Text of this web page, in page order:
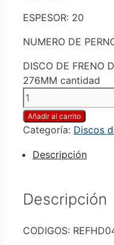
ESPESOR: 20
NUMERO DE
DISCO DE FRENO
276MM cantidad
Añadir al carrito
Categoría: Discos
Descripción
Descripción
CODIGOS: